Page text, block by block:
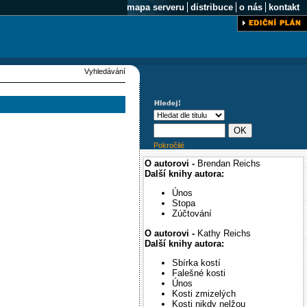
mapa serveru distribuce o nás kontakt
Vyhledávání
Pokročilé
O autorovi - Brendan Reichs
Další knihy autora:
Únos
Stopa
Zúčtování
O autorovi - Kathy Reichs
Další knihy autora:
Sbírka kostí
Falešné kosti
Únos
Kosti zmizelých
Kosti nikdy nelžou